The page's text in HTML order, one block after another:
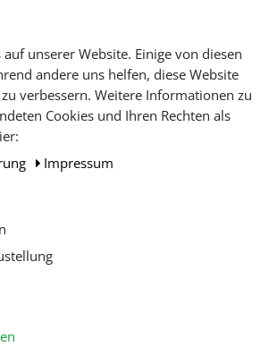
unserer Website. Einige von diesen
andere uns helfen, diese Website
verbessern. Weitere Informationen zu
Cookies und Ihren Rechten als
Impressum